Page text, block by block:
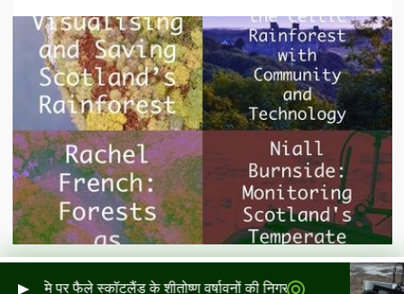
पर फैले स्कॉटलैंड के शीतोष्ण वर्षावनों की निगरानी